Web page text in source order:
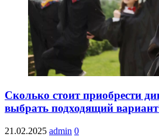
Сколько стоит приобрести
выбрать подходящий
21.02.2025 admin 0